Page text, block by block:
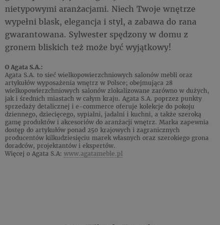
nietypowymi aranżacjami. Niech Twoje wnętrze
wypełni blask, elegancja i styl, a zabawa do rana
gwarantowana. Sylwester spędzony w domu z
gronem bliskich też może być wyjątkowy!
O Agata S.A.:
Agata S.A. to sieć wielkopowierzchniowych salonów mebli oraz
artykułów wyposażenia wnętrz w Polsce; obejmująca 28
wielkopowierzchniowych salonów zlokalizowane zarówno w dużych,
jak i średnich miastach w całym kraju. Agata S.A. poprzez punkty
sprzedaży detalicznej i e-commerce oferuje kolekcje do pokoju
dziennego, dziecięcego, sypialni, jadalni i kuchni, a także szeroką
gamę produktów i akcesoriów do aranżacji wnętrz. Marka zapewnia
dostęp do artykułów ponad 250 krajowych i zagranicznych
producentów kilkudziesięciu marek własnych oraz szerokiego grona
doradców, projektantów i ekspertów.
Więcej o Agata S.A: www.agatameble.pl